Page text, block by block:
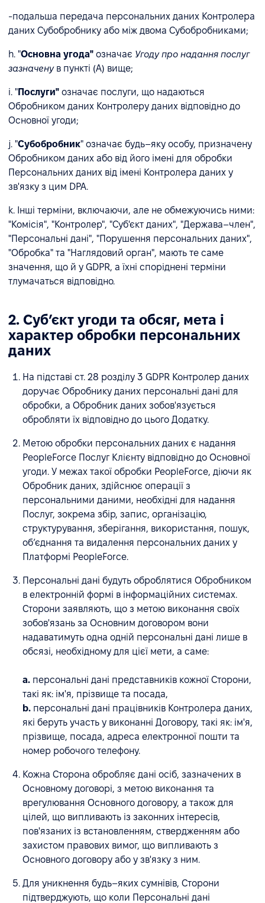
-подальша передача персональних даних Контролера
даних Субобробнику або між двома Субобробниками;
h. "Основна угода" означає Угоду про надання послуг
зазначену в пункті (А) вище;
i. "Послуги" означає послуги, що надаються
Обробником даних Контролеру даних відповідно до
Основної угоди;
j. "Субобробник" означає будь–яку особу, призначену
Обробником даних або від його імені для обробки
Персональних даних від імені Контролера даних у
зв'язку з цим DPA.
k. Інші терміни, включаючи, але не обмежуючись ними:
"Комісія", "Контролер", "Суб'єкт даних", "Держава–член",
"Персональні дані", "Порушення персональних даних",
"Обробка" та "Наглядовий орган", мають те саме
значення, що й у GDPR, а їхні споріднені терміни
тлумачаться відповідно.
2. Субʼєкт угоди та обсяг, мета і
характер обробки персональних
даних
На підставі ст. 28 розділу 3 GDPR Контролер даних
доручає Обробнику даних персональні дані для
обробки, а Обробник даних зобов'язується
обробляти їх відповідно до цього Додатку.
Метою обробки персональних даних є надання
PeopleForce Послуг Клієнту відповідно до Основної
угоди. У межах такої обробки PeopleForce, діючи як
Обробник даних, здійснює операції з
персональними даними, необхідні для надання
Послуг, зокрема збір, запис, організацію,
структурування, зберігання, використання, пошук,
об’єднання та видалення персональних даних у
Платформі PeopleForce.
Персональні дані будуть оброблятися Обробником
в електронній формі в інформаційних системах.
Сторони заявляють, що з метою виконання своїх
зобов'язань за Основним договором вони
надаватимуть одна одній персональні дані лише в
обсязі, необхідному для цієї мети, а саме:
a. персональні дані представників кожної Сторони,
такі як: ім'я, прізвище та посада,
b. персональні дані працівників Контролера даних,
які беруть участь у виконанні Договору, такі як: ім'я,
прізвище, посада, адреса електронної пошти та
номер робочого телефону.
Кожна Сторона обробляє дані осіб, зазначених в
Основному договорі, з метою виконання та
врегулювання Основного договору, а також для
цілей, що випливають із законних інтересів,
пов'язаних із встановленням, ствердженням або
захистом правових вимог, що випливають з
Основного договору або у зв'язку з ним.
Для уникнення будь–яких сумнівів, Сторони
підтверджують, що коли Персональні дані